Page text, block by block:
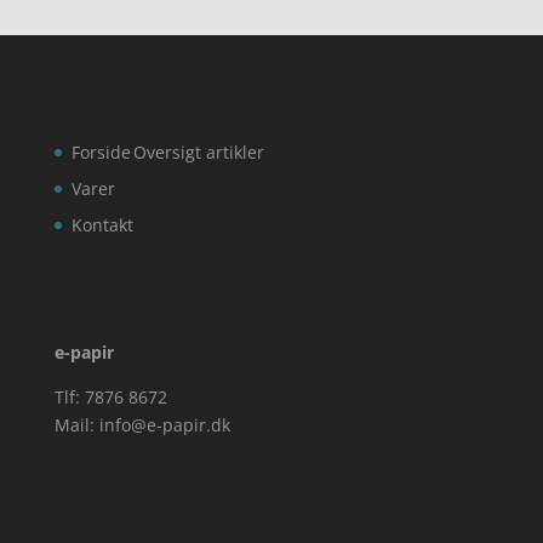
Forside
Varer
Kontakt
Oversigt artikler
e-papir
Tlf: 7876 8672
Mail: info@e-papir.dk